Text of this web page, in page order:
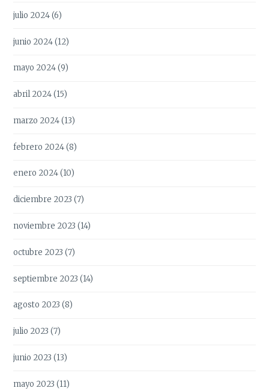
julio 2024(6)
junio 2024(12)
mayo 2024(9)
abril 2024(15)
marzo 2024(13)
febrero 2024(8)
enero 2024(10)
diciembre 2023 (7)
noviembre 2023 (14)
octubre 2023 (7)
septiembre 2023 (14)
agosto 2023 (8)
julio 2023 (7)
junio 2023 (13)
mayo 2023 (11)